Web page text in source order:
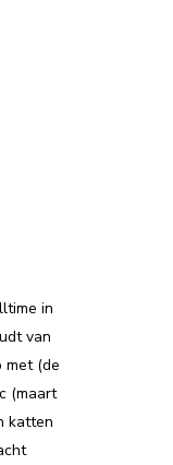
in
van
met (de
(maart
katten